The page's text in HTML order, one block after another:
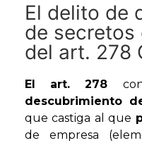
El delito de
de secretos
del art. 278
El art. 278
descubrimiento
que castiga al que
de empresa